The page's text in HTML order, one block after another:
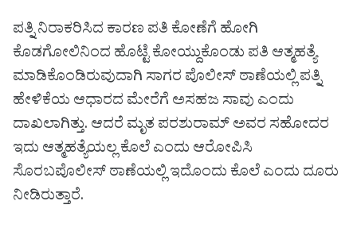
ಪತ್ನಿ ನಿರಾಕರಿಸಿದ ಕಾರಣ ಪತಿ ಕೋಣೆಗೆ ಹೋಗಿ
ಕೊಡಗೋಲಿನಿಂದ ಹೊಟ್ಟೆ ಕೋಯ್ದುಕೊಂಡು ಪತಿ ಆತ್ಮಹತ್ಯೆ
ಮಾಡಿಕೊಂಡಿರುವುದಾಗಿ ಸಾಗರ ಪೊಲೀಸ್ ಠಾಣೆಯಲ್ಲಿ ಪತ್ನಿ
ಹೇಳಿಕೆಯ ಆಧಾರದ ಮೇರೆಗೆ ಅಸಹಜ ಸಾವು ಎಂದು
ದಾಖಲಾಗಿತ್ತು. ಆದರೆ ಮೃತ ಪರಶುರಾಮ್ ಅವರ ಸಹೋದರ
ಇದು ಆತ್ಮಹತ್ಯೆಯಲ್ಲ ಕೊಲೆ ಎಂದು ಆರೋಪಿಸಿ
ಸೊರಬ‌ಪೊಲೀಸ್ ಠಾಣೆಯಲ್ಲಿ ಇದೊಂದು ಕೊಲೆ ಎಂದು ದೂರು
ನೀಡಿರುತ್ತಾರೆ.